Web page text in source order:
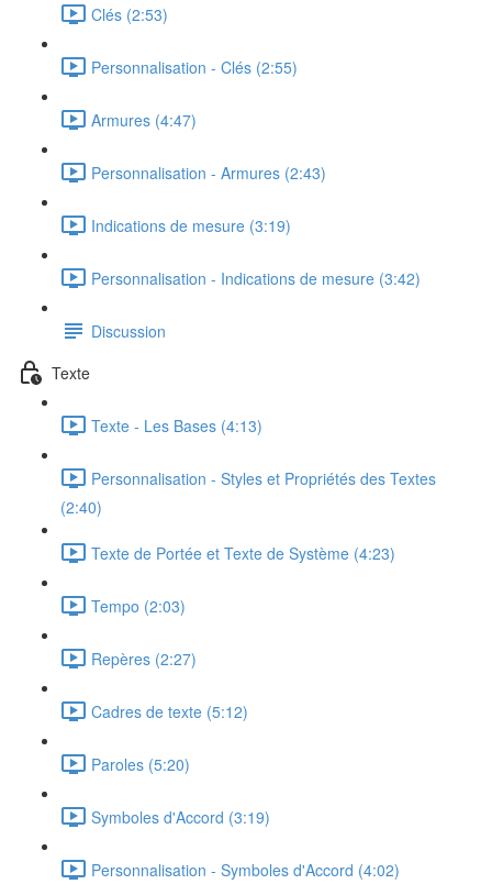
Clés (2:53)
Personnalisation - Clés (2:55)
Armures (4:47)
Personnalisation - Armures (2:43)
Indications de mesure (3:19)
Personnalisation - Indications de mesure (3:42)
Discussion
Texte
Texte - Les Bases (4:13)
Personnalisation - Styles et Propriétés des Textes
(2:40)
Texte de Portée et Texte de Système (4:23)
Tempo (2:03)
Repères (2:27)
Cadres de texte (5:12)
Paroles (5:20)
Symboles d'Accord (3:19)
Personnalisation - Symboles d'Accord (4:02)